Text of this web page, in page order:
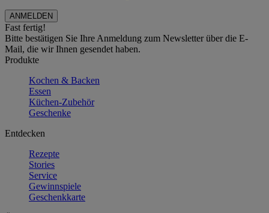
Fast fertig!
Bitte bestätigen Sie Ihre Anmeldung zum Newsletter über die E-
Mail, die wir Ihnen gesendet haben.
Produkte
Kochen & Backen
Essen
Küchen-Zubehör
Geschenke
Entdecken
Rezepte
Stories
Service
Gewinnspiele
Geschenkkarte